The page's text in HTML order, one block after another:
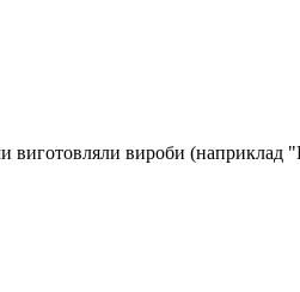
виготовляли вироби (наприклад